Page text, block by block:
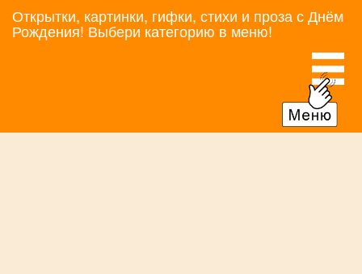
Открытки, картинки, гифки, стихи и проза с Днём
Рождения! Выбери категорию в меню!